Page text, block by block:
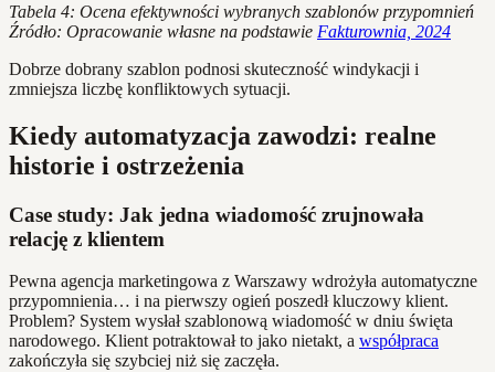
Tabela 4: Ocena efektywności wybranych szablonów przypomnień
Źródło: Opracowanie własne na podstawie Fakturownia, 2024
Dobrze dobrany szablon podnosi skuteczność windykacji i
zmniejsza liczbę konfliktowych sytuacji.
Kiedy automatyzacja zawodzi: realne
historie i ostrzeżenia
Case study: Jak jedna wiadomość zrujnowała
relację z klientem
Pewna agencja marketingowa z Warszawy wdrożyła automatyczne
przypomnienia… i na pierwszy ogień poszedł kluczowy klient.
Problem? System wysłał szablonową wiadomość w dniu święta
narodowego. Klient potraktował to jako nietakt, a współpraca
zakończyła się szybciej niż się zaczęła.